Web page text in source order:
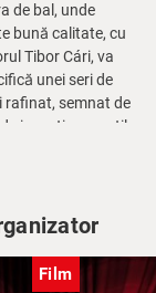
de bal, unde
bună calitate, cu
Tibor Cári, va
unei seri de
rafinat, semnat de
inventive, cu stil,
un spectacol
actorilor, o
de exprimare
și bucuria absolută
Film